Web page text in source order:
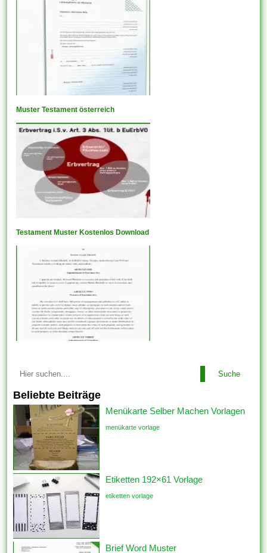
Muster Testament österreich
Testament Muster Kostenlos Download
Suche
Beliebte Beiträge
Menükarte Selber Machen Vorlagen
menükarte vorlage
Etiketten 192×61 Vorlage
etiketten vorlage
Brief Word Muster